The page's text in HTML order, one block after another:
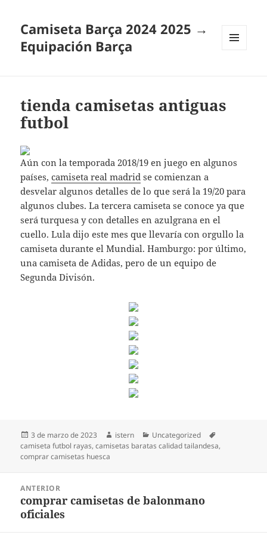
Camiseta Barça 2024 2025 →
Equipación Barça
tienda camisetas antiguas
futbol
Aún con la temporada 2018/19 en juego en algunos
países,camiseta real madrid se comienzan a
desvelar algunos detalles de lo que será la 19/20 para
algunos clubes. La tercera camiseta se conoce ya que
será turquesa y con detalles en azulgrana en el
cuello. Lula dijo este mes que llevaría con orgullo la
camiseta durante el Mundial. Hamburgo: por último,
una camiseta de Adidas, pero de un equipo de
Segunda Divisón.
Publicado
el
3 de marzo de 2023 Autor
istern Categorías
Uncategorized
camiseta futbol rayas,camisetas baratas calidad tailandesa,
comprar camisetas huesca
entradas
ANTERIOR
Entrada
anterior:
comprar camisetas de balonmano
oficiales